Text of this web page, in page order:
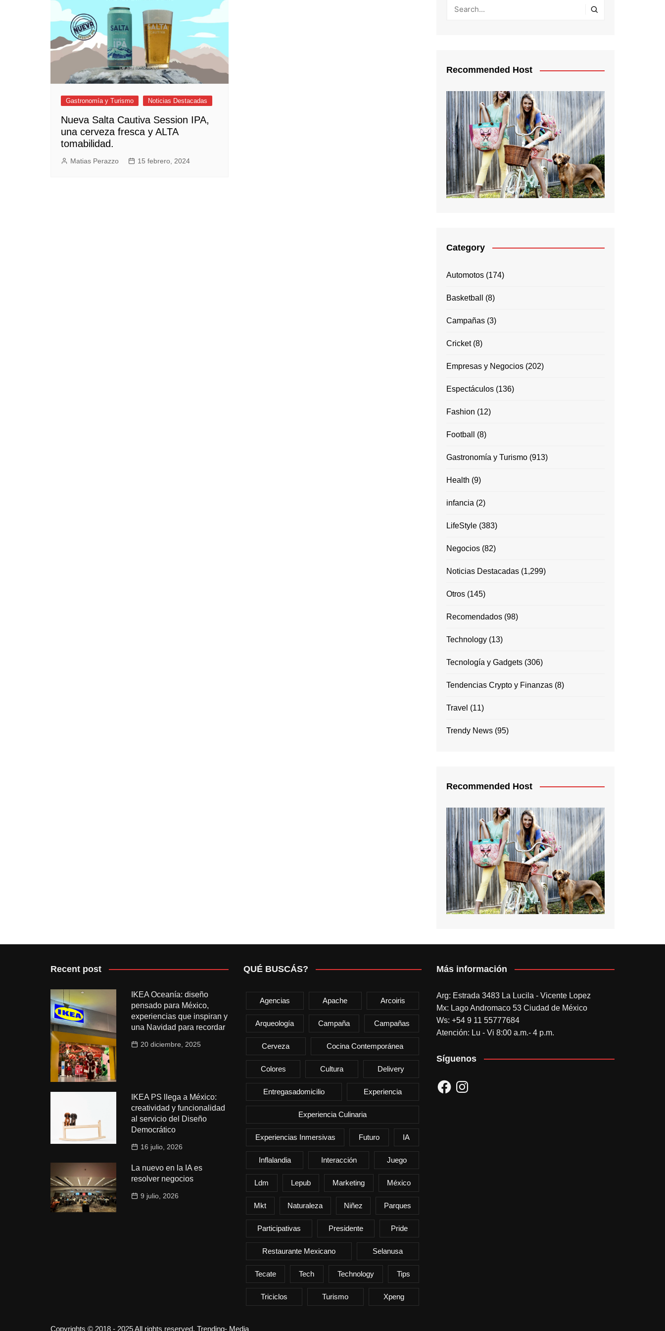
Empresas y Negocios
Automotos
Espectáculos
Trendy News
LifeStyle
Negocios
Gastronomía y Turismo Noticias Destacadas
Nueva Salta Cautiva Session IPA,
una cerveza fresca y ALTA
tomabilidad.
Matias Perazzo 15 febrero, 2024
Recommended Host
Category
Automotos (174)
Basketball (8)
Campañas (3)
Cricket(8)
Empresas y Negocios (202)
Espectáculos (136)
Fashion (12)
Football (8)
Gastronomía y Turismo (913)
Health (9)
infancia (2)
LifeStyle (383)
Negocios (82)
Noticias Destacadas (1,299)
Otros (145)
Recomendados (98)
Technology (13)
Tecnología y Gadgets (306)
Tendencias Crypto y Finanzas (8)
Travel (11)
Trendy News (95)
Recommended Host
Recent post
IKEA Oceanía: diseño
pensado para México,
experiencias que inspiran y
una Navidad para recordar
20 diciembre, 2025
IKEA PS llega a México:
creatividad y funcionalidad
al servicio del Diseño
Democrático
16 julio, 2026
La nuevo en la IA es
resolver negocios
9 julio, 2026
QUÉ BUSCÁS?
Agencias Apache Arcoiris
Arqueología Campaña Campañas
Cerveza Cocina Contemporánea
Colores Cultura Delivery
Entregasadomicilio Experiencia
Experiencia Culinaria
Experiencias Inmersivas Futuro IA
Inflalandia Interacción Juego
Ldm Lepub Marketing México
Mkt Naturaleza Niñez Parques
Participativas Presidente Pride
Restaurante Mexicano Selanusa
Tecate Tech Technology Tips
Triciclos Turismo Xpeng
Más información
Arg: Estrada 3483 La Lucila - Vicente Lopez
Mx: Lago Andromaco 53 Ciudad de México
Ws: +54 9 11 55777684
Atención: Lu - Vi 8:00 a.m.- 4 p.m.
Síguenos
FacebookInstagram
Copyrights © 2018 - 2025 All rights reserved. Trending- Media